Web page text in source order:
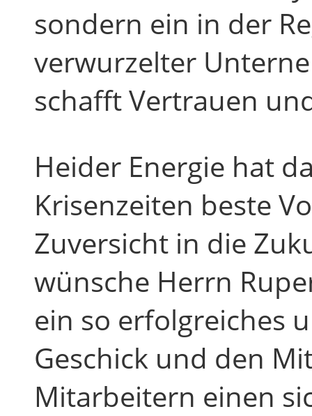
sondern ein in der
verwurzelter
schafft Vertrauen
Heider Energie hat
Krisenzeiten beste
Zuversicht in die
wünsche Herrn
ein so erfolgreiches
Geschick und den
Mitarbeitern einen